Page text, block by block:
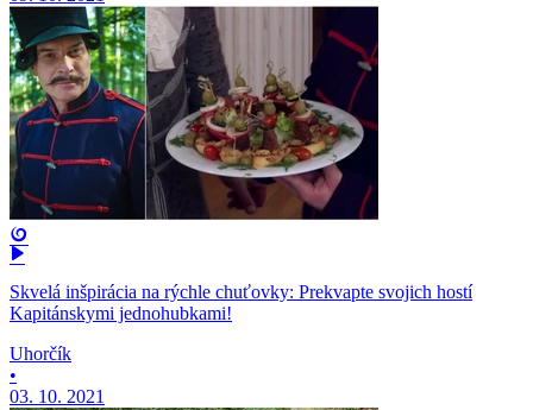
Skvelá inšpirácia na rýchle chuťovky: Prekvapte svojich hostí
Kapitánskymi jednohubkami!
Uhorčík
•
03. 10. 2021